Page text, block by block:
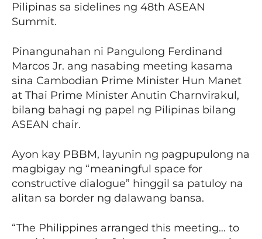
Pilipinas sa sidelines ng 48th ASEAN
Summit.
Pinangunahan ni Pangulong Ferdinand
Marcos Jr. ang nasabing meeting kasama
sina Cambodian Prime Minister Hun Manet
at Thai Prime Minister Anutin Charnvirakul,
bilang bahagi ng papel ng Pilipinas bilang
ASEAN chair.
Ayon kay PBBM, layunin ng pagpupulong na
magbigay ng “meaningful space for
constructive dialogue” hinggil sa patuloy na
alitan sa border ng dalawang bansa.
“The Philippines arranged this meeting… to